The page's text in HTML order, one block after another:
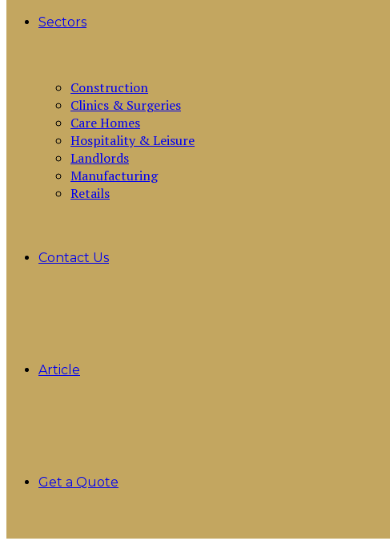
Sectors
Construction
Clinics & Surgeries
Care Homes
Hospitality & Leisure
Landlords
Manufacturing
Retails
Contact Us
Article
Get a Quote